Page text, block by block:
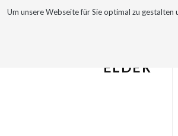
ELDER
Um unsere Webseite für Sie optimal zu